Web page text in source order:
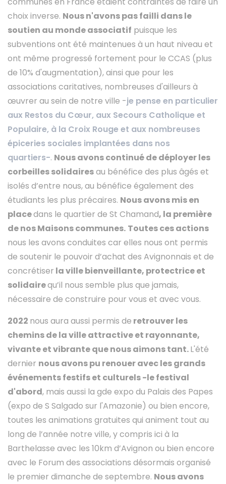
choix inverse. Nous n'avons pas failli dans le
soutien au monde associatif puisque les
subventions ont été maintenues à un haut niveau et
ont même progressé fortement pour le CCAS (plus
de 10% d'augmentation), ainsi que pour les
associations caritatives, nombreuses d'ailleurs à
œuvrer au sein de notre ville -je pense en particulier
aux Restos du Cœur, aux Secours Catholique et
Populaire, à la Croix Rouge et aux nombreuses
épiceries sociales implantées dans nos
quartiers-. Nous avons continué de déployer les
corbeilles solidairesau bénéfice des plus âgés et
isolés d’entre nous, au bénéfice également des
étudiants les plus précaires. Nous avons mis en
placedans le quartier de St Chamand, la première
de nos Maisons communes. Toutes ces actions
nous les avons conduites car elles nous ont permis
de soutenir le pouvoir d’achat des Avignonnais et de
concrétiser la ville bienveillante, protectrice et
solidairequ’il nous semble plus que jamais,
nécessaire de construire pour vous et avec vous.
2022 nous aura aussi permis de retrouver les
chemins de la ville attractive et rayonnante,
vivante et vibrante que nous aimons tant.L'été
dernier nous avons pu renouer avec les grands
événements festifs et culturels -le festival
d'abord, mais aussi la gde expo du Palais des Papes
(expo de S Salgado sur l'Amazonie) ou bien encore,
toutes les animations gratuites qui animent tout au
long de l’année notre ville, y compris ici à la
Barthelasse avec les 10km d’Avignon ou bien encore
avec le Forum des associations désormais organisé
le premier dimanche de septembre. Nous avons